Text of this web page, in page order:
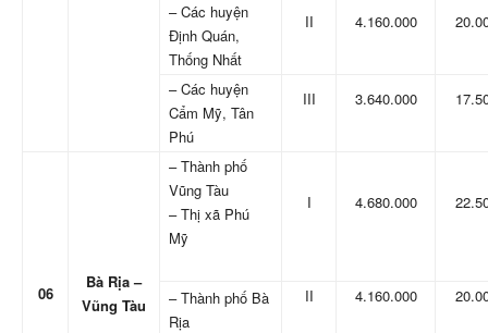
– Các huyện
Định Quán,
Thống Nhất
II 4.160.000
– Các huyện
Cẩm Mỹ, Tân
Phú
III 3.640.000
06
Bà Rịa –
Vũng Tàu
– Thành phố
Vũng Tàu
– Thị xã Phú
Mỹ
I 4.680.000
– Thành phố Bà
Rịa
II 4.160.000